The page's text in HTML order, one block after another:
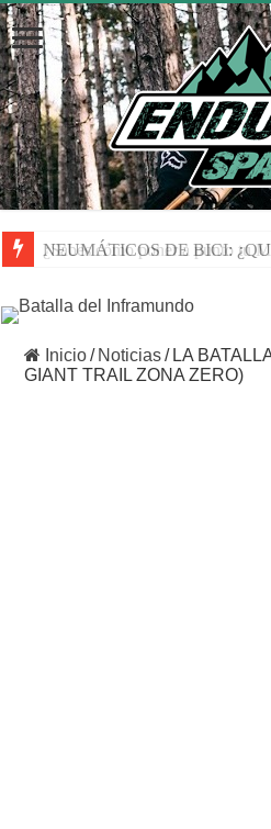
NEUMÁTICOS DE BICI:
Inicio/ Noticias/ LA
GIANT TRAIL ZONA ZERO)